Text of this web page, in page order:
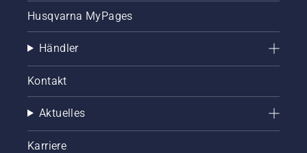
Husqvarna MyPages
Händler
Kontakt
Aktuelles
Karriere